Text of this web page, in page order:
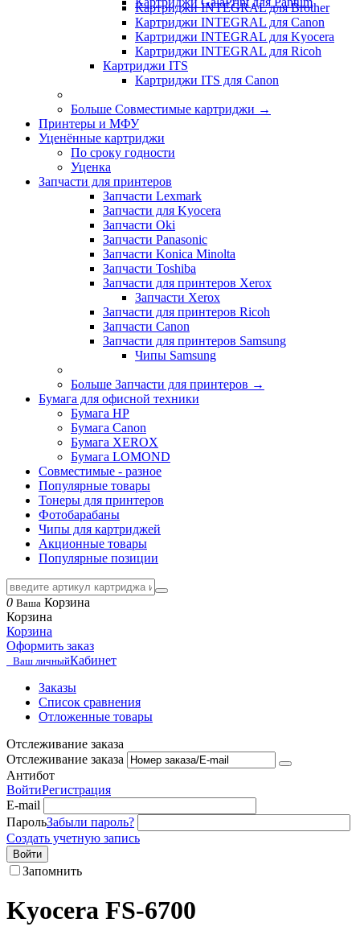
Картриджи INTEGRAL для Brother
Картриджи INTEGRAL для Canon
Картриджи INTEGRAL для Kyocera
Картриджи INTEGRAL для Ricoh
Картриджи ITS
Картриджи ITS для Canon
Больше Совместимые картриджи →
Принтеры и МФУ
Уценённые картриджи
По сроку годности
Уценка
Запчасти для принтеров
Запчасти Lexmark
Запчасти для Kyocera
Запчасти Oki
Запчасти Panasonic
Запчасти Koniсa Minolta
Запчасти Toshiba
Запчасти для принтеров Xerox
Запчасти Xerox
Запчасти для принтеров Ricoh
Запчасти Canon
Запчасти для принтеров Samsung
Чипы Samsung
Больше Запчасти для принтеров →
Бумага для офисной техники
Бумага HP
Бумага Canon
Бумага XEROX
Бумага LOMOND
Совместимые - разное
Популярные товары
Тонеры для принтеров
Фотобарабаны
Чипы для картриджей
Акционные товары
Популярные позиции
0 Ваша Корзина
Корзина
Корзина
Оформить заказ
Ваш личныйКабинет
Заказы
Список сравнения
Отложенные товары
Отслеживание заказа
Отслеживание заказа
Антибот
ВойтиРегистрация
E-mail
ПарольЗабыли пароль?
Создать учетную запись
Войти
Запомнить
Kyocera FS-6700